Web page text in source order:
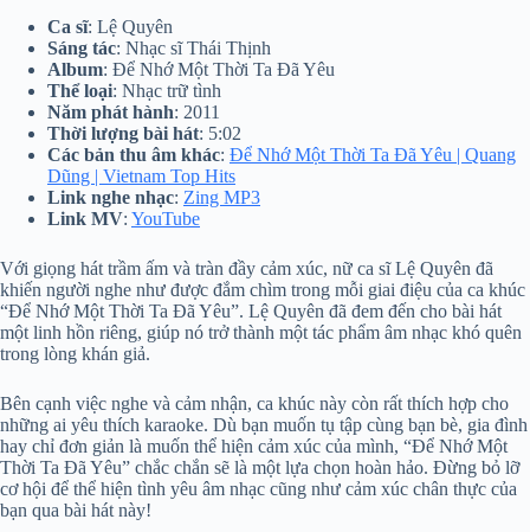
Ca sĩ: Lệ Quyên
Sáng tác: Nhạc sĩ Thái Thịnh
Album: Để Nhớ Một Thời Ta Đã Yêu
Thể loại: Nhạc trữ tình
Năm phát hành: 2011
Thời lượng bài hát: 5:02
Các bản thu âm khác: Để Nhớ Một Thời Ta Đã Yêu | Quang
Dũng | Vietnam Top Hits
Link nghe nhạc: Zing MP3
Link MV: YouTube
Với giọng hát trầm ấm và tràn đầy cảm xúc, nữ ca sĩ Lệ Quyên đã
khiến người nghe như được đắm chìm trong mỗi giai điệu của ca khúc
“Để Nhớ Một Thời Ta Đã Yêu”. Lệ Quyên đã đem đến cho bài hát
một linh hồn riêng, giúp nó trở thành một tác phẩm âm nhạc khó quên
trong lòng khán giả.
Bên cạnh việc nghe và cảm nhận, ca khúc này còn rất thích hợp cho
những ai yêu thích karaoke. Dù bạn muốn tụ tập cùng bạn bè, gia đình
hay chỉ đơn giản là muốn thể hiện cảm xúc của mình, “Để Nhớ Một
Thời Ta Đã Yêu” chắc chắn sẽ là một lựa chọn hoàn hảo. Đừng bỏ lỡ
cơ hội để thể hiện tình yêu âm nhạc cũng như cảm xúc chân thực của
bạn qua bài hát này!